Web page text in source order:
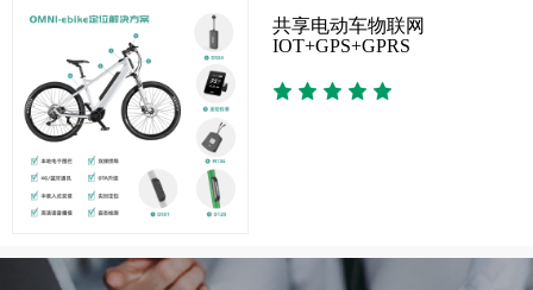
共享电动车物联网
IOT+GPS+GPRS